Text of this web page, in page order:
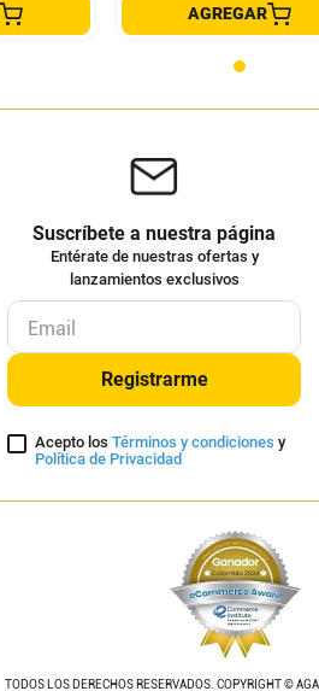
AGREGAR
Suscríbete a nuestra página
Entérate de nuestras ofertas y
lanzamientos exclusivos
Registrarme
Acepto los Términos y condiciones y
Política de Privacidad
TODOS LOS DERECHOS RESERVADOS. COPYRIGHT ©